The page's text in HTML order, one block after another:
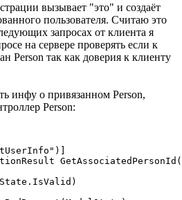
вызывает "это" и создаёт
пользователя. Считаю это
запросах от клиента я
на сервере проверять если к
Person так как доверия к клиенту
инфу о привязанном Person,
Person: